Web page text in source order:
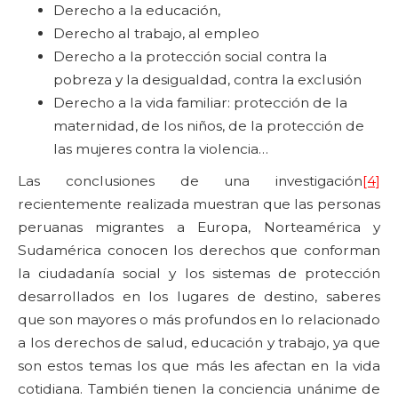
Derecho a la educación,
Derecho al trabajo, al empleo
Derecho a la protección social contra la
pobreza y la desigualdad, contra la exclusión
Derecho a la vida familiar: protección de la
maternidad, de los niños, de la protección de
las mujeres contra la violencia…
Las conclusiones de una investigación[4]
recientemente realizada muestran que las personas
peruanas migrantes a Europa, Norteamérica y
Sudamérica conocen los derechos que conforman
la ciudadanía social y los sistemas de protección
desarrollados en los lugares de destino, saberes
que son mayores o más profundos en lo relacionado
a los derechos de salud, educación y trabajo, ya que
son estos temas los que más les afectan en la vida
cotidiana. También tienen la conciencia unánime de